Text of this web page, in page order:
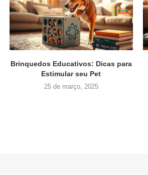
Brinquedos Educativos: Dicas para
Estimular seu Pet
25 de março, 2025